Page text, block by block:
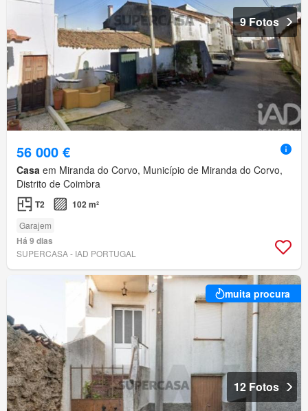
9 Fotos
56 000 €
Casa em Miranda do Corvo, Município de Miranda do Corvo,
Distrito de Coimbra
T2 102 m²
Garajem
Há 9 dias
SUPERCASA - IAD PORTUGAL
muita procura
12 Fotos